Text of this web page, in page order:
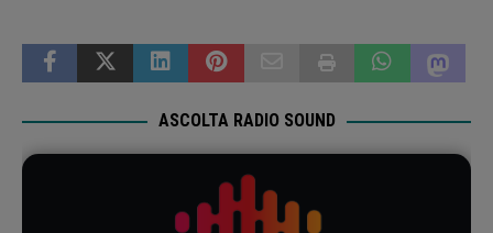
ASCOLTA RADIO SOUND